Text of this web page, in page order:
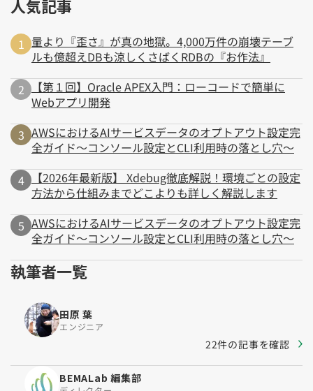
人気記事
量より『歪さ』が真の地獄。4,000万件の崩壊テーブ
ルも億超えDBも涼しくさばくRDBの『お作法』
【第１回】Oracle APEX入門：ローコードで簡単に
Webアプリ開発
AWSにおけるAIサービスデータのオプトアウト設定完
全ガイド～コンソール設定とCLI利用時の落とし穴～
【2026年最新版】 Xdebug徹底解説！環境ごとの設定
方法から仕組みまでどこよりも詳しく解説します
AWSにおけるAIサービスデータのオプトアウト設定完
全ガイド～コンソール設定とCLI利用時の落とし穴～
執筆者一覧
田原 葉
エンジニア
22件の記事を確認
BEMALab 編集部